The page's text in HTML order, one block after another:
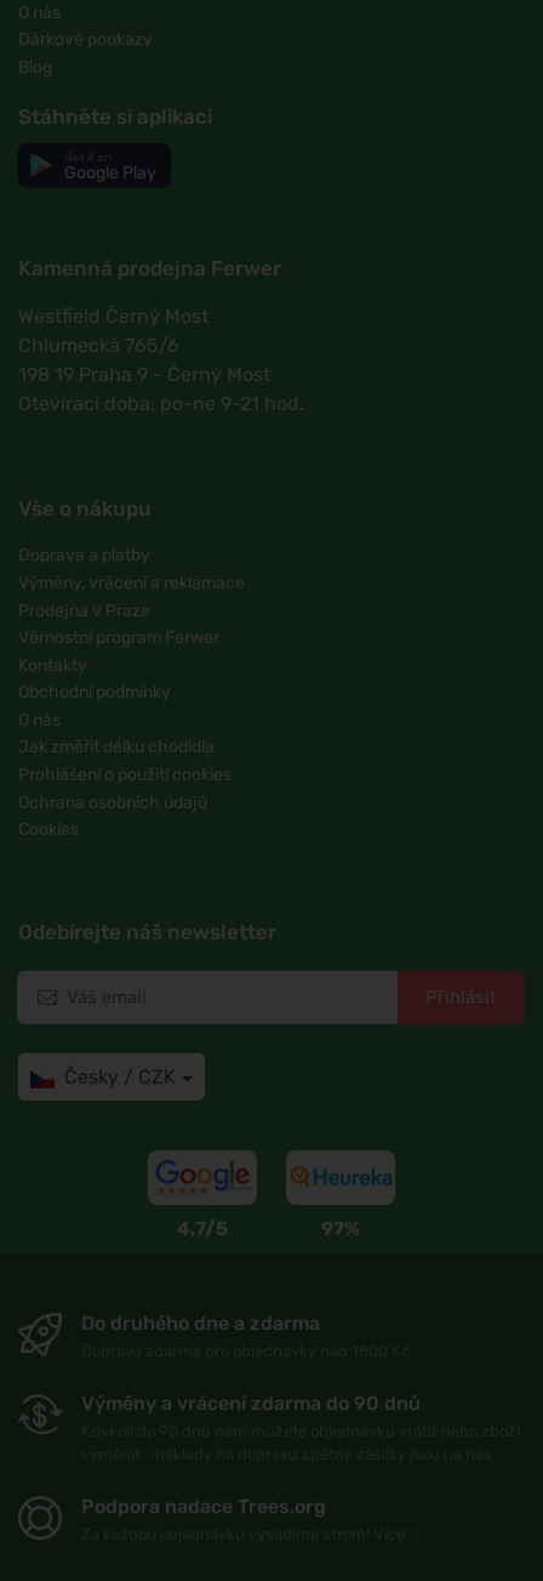
O nás
Dárkové poukazy
Blog
Stáhněte si aplikaci
Google Play
Kamenná prodejna Ferwer
Westfield Černý Most
Chlumecká 765/6
198 19 Praha 9 - Černý Most
Otevírací doba: po-ne 9-21 hod.
Vše o nákupu
Doprava a platby
Výměny, vrácení a reklamace
Prodejna v Praze
Věrnostní program Ferwer
Kontakty
Obchodní podmínky
O nás
Jak změřit délku chodidla
Prohlášení o použití cookies
Ochrana osobních údajů
Cookies
Odebírejte náš newsletter
Přihlásit
Česky / CZK
4,7/5 97%
Do druhého dne a zdarma
Výměny a vrácení zdarma do 90 dnů
Podpora nadace Trees.org